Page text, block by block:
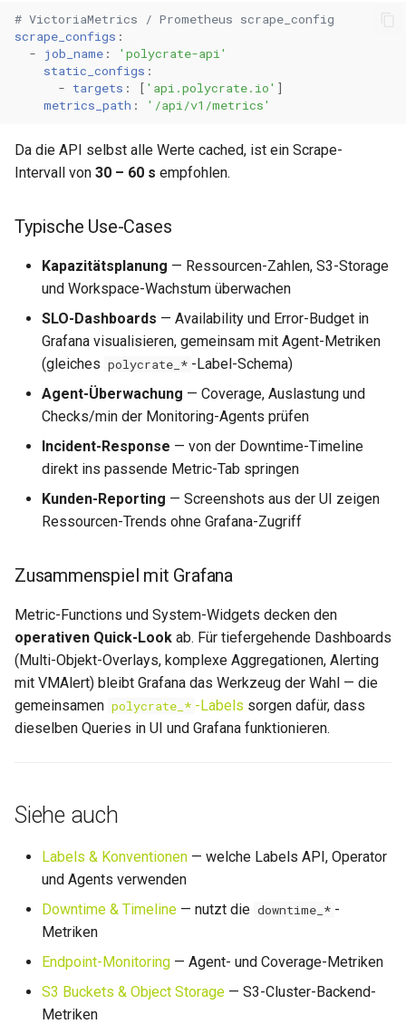
# VictoriaMetrics / Prometheus scrape_config
scrape_configs :
-
job_name :
'polycrate-api'
static_configs :
- targets : [ 'api.polycrate.io' ]
metrics_path : '/api/v1/metrics'
Da die API selbst alle Werte cached, ist ein Scrape-
Intervall von 30 – 60 s empfohlen.
Typische Use-Cases
Kapazitätsplanung — Ressourcen-Zahlen, S3-Storage
und Workspace-Wachstum überwachen
SLO-Dashboards — Availability und Error-Budget in
Grafana visualisieren, gemeinsam mit Agent-Metriken
(gleiches polycrate_* -Label-Schema)
Agent-Überwachung — Coverage, Auslastung und
Checks/min der Monitoring-Agents prüfen
Incident-Response — von der Downtime-Timeline
direkt ins passende Metric-Tab springen
Kunden-Reporting — Screenshots aus der UI zeigen
Ressourcen-Trends ohne Grafana-Zugriff
Zusammenspiel mit Grafana
Metric-Functions und System-Widgets decken den
operativen Quick-Look ab. Für tiefergehende Dashboards
(Multi-Objekt-Overlays, komplexe Aggregationen, Alerting
mit VMAlert) bleibt Grafana das Werkzeug der Wahl — die
gemeinsamen polycrate_* -Labels sorgen dafür, dass
dieselben Queries in UI und Grafana funktionieren.
Siehe auch
Labels & Konventionen — welche Labels API, Operator
und Agents verwenden
Downtime & Timeline — nutzt die downtime_* -
Metriken
Endpoint-Monitoring — Agent- und Coverage-Metriken
S3 Buckets & Object Storage — S3-Cluster-Backend-
Metriken